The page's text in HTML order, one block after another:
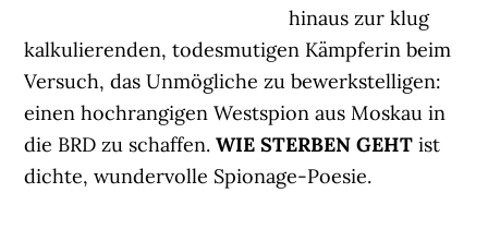
hinaus zur klug
kalkulierenden, todesmutigen Kämpferin beim
Versuch, das Unmögliche zu bewerkstelligen:
einen hochrangigen Westspion aus Moskau in
die BRD zu schaffen.WIE STERBEN GEHT ist
dichte, wundervolle Spionage-Poesie.